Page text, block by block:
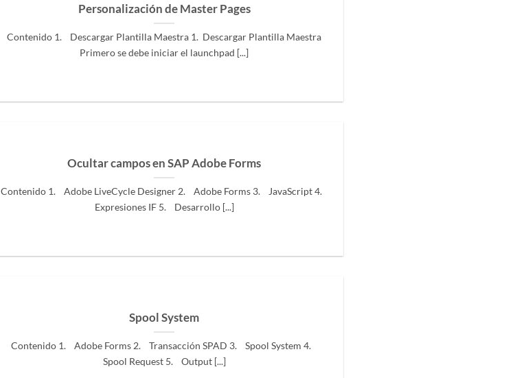
Personalización de Master Pages
Contenido 1. Descargar Plantilla Maestra 1. Descargar Plantilla Maestra
Primero se debe iniciar el launchpad [...]
Ocultar campos en SAP Adobe Forms
Contenido 1. Adobe LiveCycle Designer 2. Adobe Forms 3. JavaScript 4.
Expresiones IF 5. Desarrollo [...]
Spool System
Contenido 1. Adobe Forms 2. Transacción SPAD 3. Spool System 4.
Spool Request 5. Output [...]